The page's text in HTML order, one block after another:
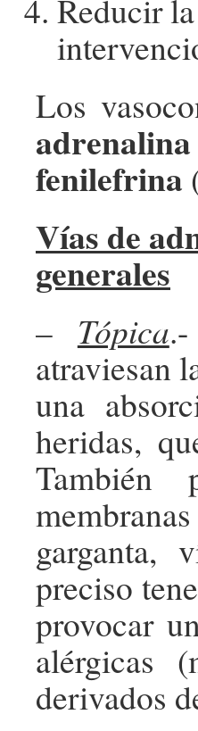
Reducir
Los
adrenalina
fenilefrina
Vías de
generales
– Tópica
atraviesan
una
heridas,
También
garganta,
preciso
provocar
alérgicas
derivados